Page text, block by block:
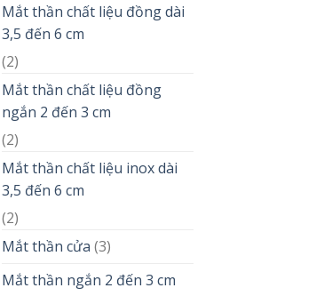
Mắt thần chất liệu đồng dài
3,5 đến 6 cm
(2)
Mắt thần chất liệu đồng
ngắn 2 đến 3 cm
(2)
Mắt thần chất liệu inox dài
3,5 đến 6 cm
(2)
Mắt thần cửa (3)
Mắt thần ngắn 2 đến 3 cm